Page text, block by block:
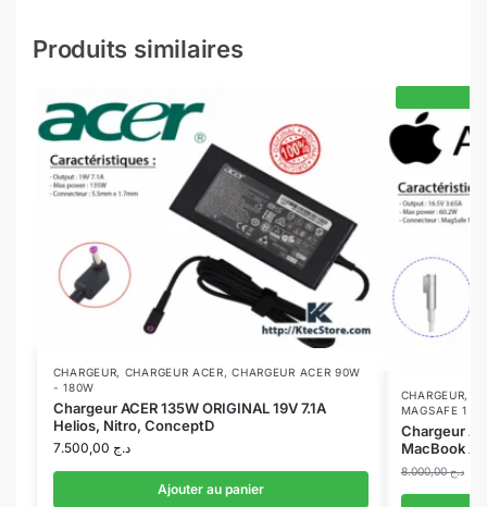
Produits similaires
CHARGEUR, CHARGEUR ACER,CHARGEUR ACER 90W
- 180W
Chargeur ACER 135W ORIGINAL 19V 7.1A
Helios, Nitro, ConceptD
د.ج
Ajouter au panier
CHARGEUR,
MAGSAFE 1
Chargeur
MacBook
د.ج8.000,00